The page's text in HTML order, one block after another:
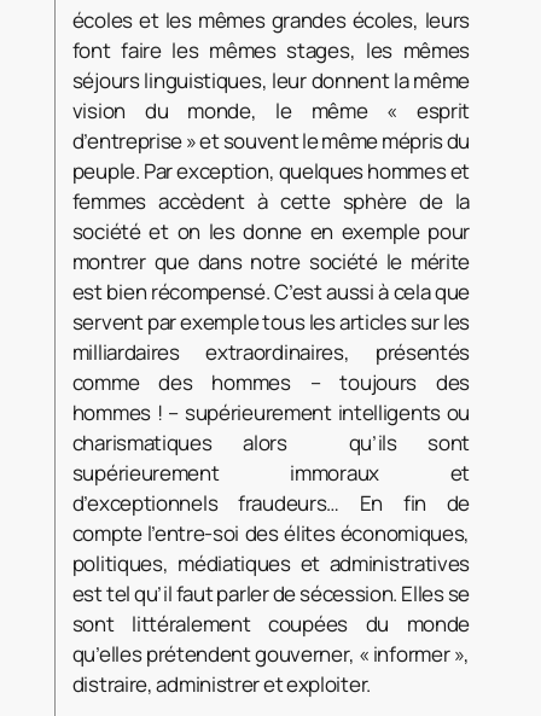
écoles et les mêmes grandes écoles, leurs
font faire les mêmes stages, les mêmes
séjours linguistiques, leur donnent la même
vision du monde, le même « esprit
d’entreprise » et souvent le même mépris du
peuple. Par exception, quelques hommes et
femmes accèdent à cette sphère de la
société et on les donne en exemple pour
montrer que dans notre société le mérite
est bien récompensé. C’est aussi à cela que
servent par exemple tous les articles sur les
milliardaires extraordinaires, présentés
comme des hommes – toujours des
hommes ! – supérieurement intelligents ou
charismatiques alors qu’ils sont
supérieurement immoraux et
d’exceptionnels fraudeurs… En fin de
compte l’entre-soi des élites économiques,
politiques, médiatiques et administratives
est tel qu’il faut parler de sécession. Elles se
sont littéralement coupées du monde
qu’elles prétendent gouverner, « informer »,
distraire, administrer et exploiter.